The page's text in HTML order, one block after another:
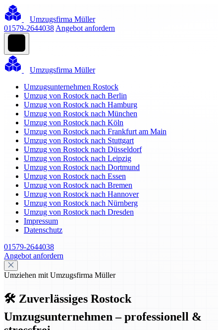
Umzugsfirma Müller
01579-2644038 Angebot anfordern
Umzugsfirma Müller
Umzugsunternehmen Rostock
Umzug von Rostock nach Berlin
Umzug von Rostock nach Hamburg
Umzug von Rostock nach München
Umzug von Rostock nach Köln
Umzug von Rostock nach Frankfurt am Main
Umzug von Rostock nach Stuttgart
Umzug von Rostock nach Düsseldorf
Umzug von Rostock nach Leipzig
Umzug von Rostock nach Dortmund
Umzug von Rostock nach Essen
Umzug von Rostock nach Bremen
Umzug von Rostock nach Hannover
Umzug von Rostock nach Nürnberg
Umzug von Rostock nach Dresden
Impressum
Datenschutz
01579-2644038
Angebot anfordern
Umziehen mit Umzugsfirma Müller
🛠️ Zuverlässiges Rostock
Umzugsunternehmen – professionell &